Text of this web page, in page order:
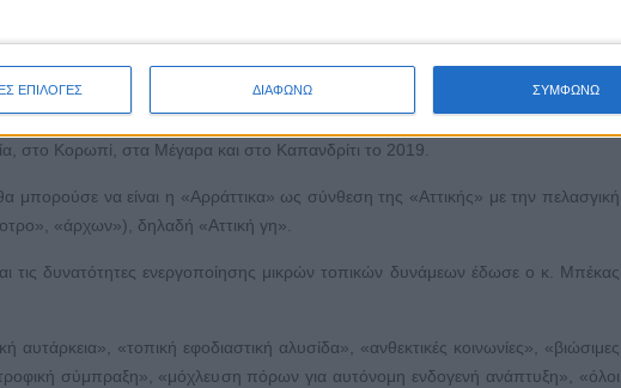
ΕΠΙΛΟΓΕΣ ΔΙΑΦΩΝΩ ΣΥΜΦΩΝΩ
ξεκίνησε η πέραν των εξουσιών (τοπικών, περιφερειακών ή κεντρικών)
Συλλόγου Αττικής, με εναρκτήρια συνάντηση στον Εμπορικό Σύλλογο
σε Μάνδρα, Πέραμο, Κορωπί, Μαρκόπουλο, Παιανία κ.α. Μάλιστα ο κ.
στο Κορωπί, στα Μέγαρα και στο Καπανδρίτι το 2019.
μπορούσε να είναι η «Αρράττικα» ως σύνθεση της «Αττικής» με την πελασγική
«άρχων»), δηλαδή «Αττική γη».
τις δυνατότητες ενεργοποίησης μικρών τοπικών δυνάμεων έδωσε ο κ. Μπέκας
«τοπική εφοδιαστική αλυσίδα», «ανθεκτικές κοινωνίες», «βιώσιμες
σύμπραξη», «μόχλευση πόρων για αυτόνομη ενδογενή ανάπτυξη», «όλοι